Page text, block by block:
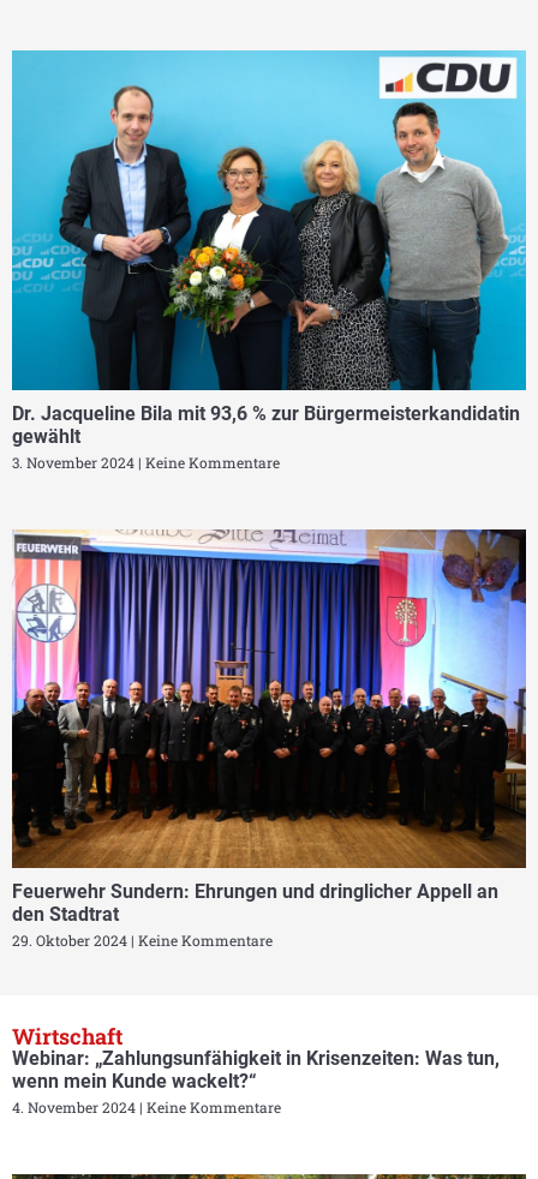
Dr. Jacqueline Bila mit 93,6 % zur Bürgermeisterkandidatin
gewählt
3. November 2024 Keine Kommentare
Feuerwehr Sundern: Ehrungen und dringlicher Appell an
den Stadtrat
29. Oktober 2024 Keine Kommentare
Wirtschaft
Webinar: „Zahlungsunfähigkeit in Krisenzeiten: Was tun,
wenn mein Kunde wackelt?“
4. November 2024 Keine Kommentare